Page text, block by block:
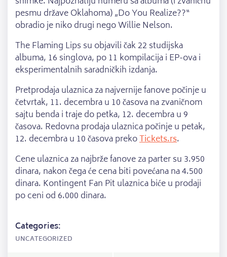
pesmu države Oklahoma) „Do You Realize??“
obradio je niko drugi nego Willie Nelson.
The Flaming Lips su objavili čak 22 studijska
albuma, 16 singlova, po 11 kompilacija i EP-ova i
eksperimentalnih saradničkih izdanja.
Pretprodaja ulaznica za najvernije fanove počinje u
četvrtak, 11. decembra u 10 časova na zvaničnom
sajtu benda i traje do petka, 12. decembra u 9
časova. Redovna prodaja ulaznica počinje u petak,
12. decembra u 10 časova prekoTickets.rs.
Cene ulaznica za najbrže fanove za parter su 3.950
dinara, nakon čega će cena biti povećana na 4.500
dinara. Kontingent Fan Pit ulaznica biće u prodaji
po ceni od 6.000 dinara.
Categories:
UNCATEGORIZED